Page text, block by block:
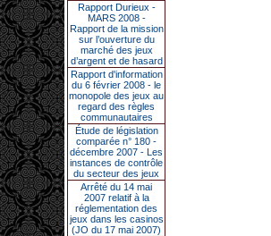
Rapport Durieux -
MARS 2008 -
Rapport de la mission
sur l’ouverture du
marché des jeux
d’argent et de hasard
Rapport d'information
du 6 février 2008 - le
monopole des jeux au
regard des règles
communautaires
Étude de législation
comparée n° 180 -
décembre 2007 - Les
instances de contrôle
du secteur des jeux
Arrêté du 14 mai
2007 relatif à la
réglementation des
jeux dans les casinos
(JO du 17 mai 2007)